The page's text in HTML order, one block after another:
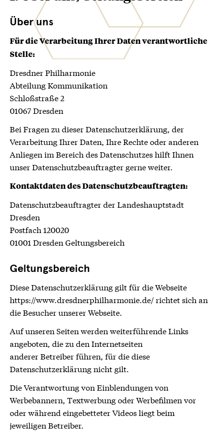
Über uns
Für die Verarbeitung Ihrer Daten verantwortliche
Stelle:
Dresdner Philharmonie
Abteilung Kommunikation
Schloßstraße 2
01067 Dresden
Bei Fragen zu dieser Datenschutzerklärung, der
Verarbeitung Ihrer Daten, Ihre Rechte oder anderen
Anliegen im Bereich des Datenschutzes hilft Ihnen
unser Datenschutzbeauftragter gerne weiter.
Kontaktdaten des Datenschutzbeauftragten:
Datenschutzbeauftragter der Landeshauptstadt
Dresden
Postfach 120020
01001 Dresden Geltungsbereich
Geltungsbereich
Diese Datenschutzerklärung gilt für die Webseite
https://www.dresdnerphilharmonie.de/ richtet sich an
die Besucher unserer Webseite.
Auf unseren Seiten werden weiterführende Links
angeboten, die zu den Internetseiten
anderer Betreiber führen, für die diese
Datenschutzerklärung nicht gilt.
Die Verantwortung von Einblendungen von
Werbebannern, Textwerbung oder Werbefilmen vor
oder während eingebetteter Videos liegt beim
jeweiligen Betreiber.